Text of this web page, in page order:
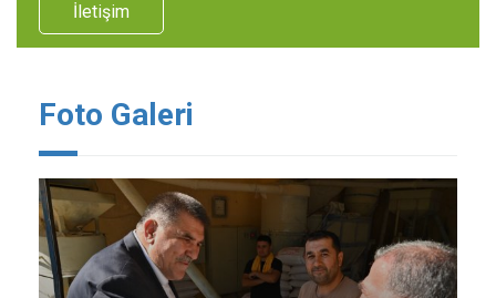
İletişim
Foto Galeri